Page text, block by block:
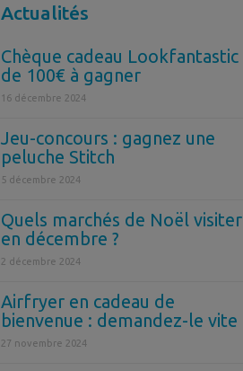
Actualités
Chèque cadeau Lookfantastic
de 100€ à gagner
16 décembre 2024
Jeu-concours : gagnez une
peluche Stitch
5 décembre 2024
Quels marchés de Noël visiter
en décembre ?
2 décembre 2024
Airfryer en cadeau de
bienvenue : demandez-le vite
27 novembre 2024